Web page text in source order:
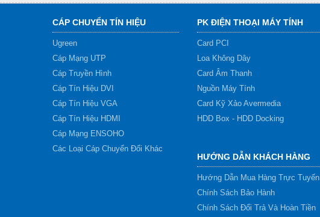
CÁP CHUYỂN TÍN HIỆU
Ugreen
Cáp Mạng UTP
Cáp Truyền Hình
Cáp Tín Hiệu DVI
Cáp Tín Hiệu VGA
Cáp Tín Hiệu HDMI
Cáp Mạng ENSOHO
Các Loại Cáp Chuyển Đổi Khác
PK ĐIỆN THOẠI MÁY TÍNH
Card PCI
Loa Không Dây
Card Âm Thanh
Nguồn Máy Tính
Card Kỹ Xảo Avermedia
HDD Box - HDD Docking
HƯỚNG DẪN KHÁCH HÀNG
Hướng Dẫn Mua Hàng Trực Tuyến
Chính Sách Bảo Hành
Chính Sách Đổi Trả Và Hoàn Tiền